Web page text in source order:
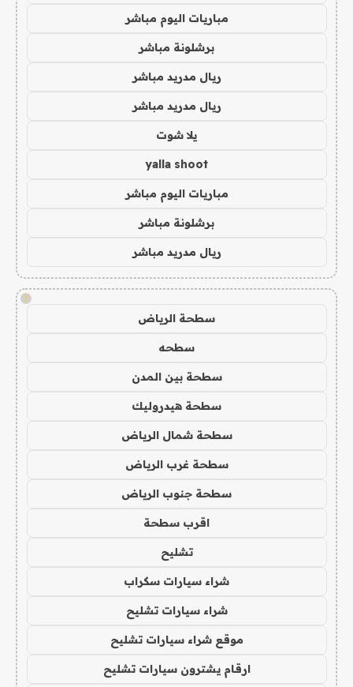
مباريات اليوم مباشر
برشلونة مباشر
ريال مدريد مباشر
ريال مدريد مباشر
يلا شوت
yalla shoot
مباريات اليوم مباشر
برشلونة مباشر
ريال مدريد مباشر
!
سطحة الرياض
سطحه
سطحة بين المدن
سطحة هيدروليك
سطحة شمال الرياض
سطحة غرب الرياض
سطحة جنوب الرياض
اقرب سطحة
تشليح
شراء سيارات سكراب
شراء سيارات تشليح
موقع شراء سيارات تشليح
ارقام يشترون سيارات تشليح